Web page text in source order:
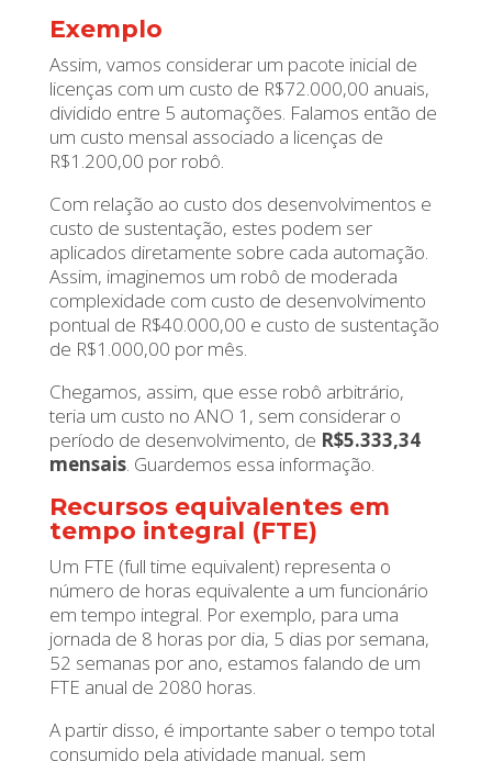
Exemplo
Assim, vamos considerar um pacote inicial de
licenças com um custo de R$72.000,00 anuais,
dividido entre 5 automações. Falamos então de
um custo mensal associado a licenças de
R$1.200,00 por robô.
Com relação ao custo dos desenvolvimentos e
custo de sustentação, estes podem ser
aplicados diretamente sobre cada automação.
Assim, imaginemos um robô de moderada
complexidade com custo de desenvolvimento
pontual de R$40.000,00 e custo de sustentação
de R$1.000,00 por mês.
Chegamos, assim, que esse robô arbitrário,
teria um custo no ANO 1, sem considerar o
período de desenvolvimento, de R$5.333,34
mensais. Guardemos essa informação.
Recursos equivalentes em
tempo integral (FTE)
Um FTE (full time equivalent) representa o
número de horas equivalente a um funcionário
em tempo integral. Por exemplo, para uma
jornada de 8 horas por dia, 5 dias por semana,
52 semanas por ano, estamos falando de um
FTE anual de 2080 horas.
A partir disso, é importante saber o tempo total
consumido pela atividade manual, sem